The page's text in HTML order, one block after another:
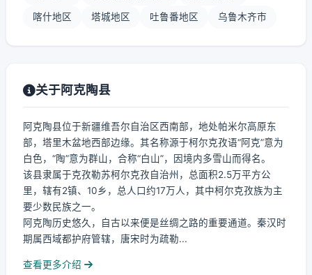
喀什地区 塔城地区 吐鲁番地区 乌鲁木齐市
关于阿克陶县
阿克陶县位于新疆维吾尔自治区西南部，地处帕米尔高原东
部，塔里木盆地西部边缘。其名称源于柯尔克孜语“阿克”意为
白色，“陶”意为群山，合称“白山”，因境内多雪山而得名。
该县隶属于克孜勒苏柯尔克孜自治州，总面积2.5万平方公
里，辖有2镇、10乡，总人口约17万人，其中柯尔克孜族为主
要少数民族之一。
阿克陶历史悠久，自古以来便是丝绸之路的重要通道。秦汉时
期属西域都护府管辖，唐宋时为疏勒...
查看更多介绍